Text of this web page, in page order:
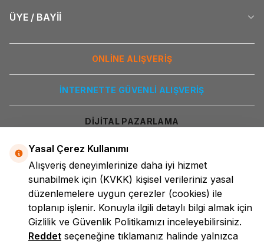
ÜYE / BAYİİ
ONLİNE ALIŞVERİŞ
İNTERNETTE GÜVENLİ ALIŞVERİŞ
DİJİTAL PAZARLAMA
LokmanAVM
Yasal Çerez Kullanımı
Alışveriş deneyimlerinize daha iyi hizmet
sunabilmek için (KVKK) kişisel verileriniz yasal
düzenlemelere uygun çerezler (cookies) ile
toplanıp işlenir. Konuyla ilgili detaylı bilgi almak için
Gizlilik ve Güvenlik Politikamızı inceleyebilirsiniz.
Reddet seçeneğine tıklamanız halinde yalnızca